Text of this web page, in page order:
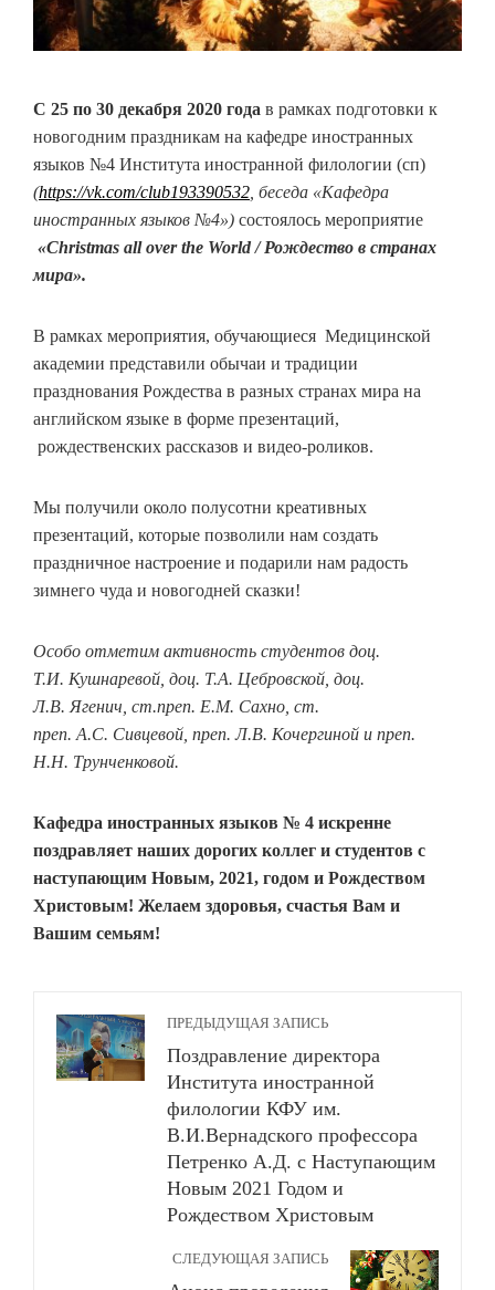
С 25 по 30 декабря 2020 года в рамках подготовки к
новогодним праздникам на кафедре иностранных
языков №4 Института иностранной филологии (сп)
(https://vk.com/club193390532 , беседа «Кафедра
иностранных языков №4») состоялось мероприятие
«Christmas all over the World / Рождество в странах
мира».
В рамках мероприятия, обучающиеся Медицинской
академии представили обычаи и традиции
празднования Рождества в разных странах мира на
английском языке в форме презентаций,
рождественских рассказов и видео-роликов.
Мы получили около полусотни креативных
презентаций, которые позволили нам создать
праздничное настроение и подарили нам радость
зимнего чуда и новогодней сказки!
Особо отметим активность студентов доц.
Т.И. Кушнаревой, доц. Т.А. Цебровской, доц.
Л.В. Ягенич, ст.преп. Е.М. Сахно, ст.
преп. А.С. Сивцевой, преп. Л.В. Кочергиной и преп.
Н.Н. Трунченковой.
Кафедра иностранных языков № 4 искренне
поздравляет наших дорогих коллег и студентов с
наступающим Новым, 2021, годом и Рождеством
Христовым! Желаем здоровья, счастья Вам и
Вашим семьям!
ПРЕДЫДУЩАЯ ЗАПИСЬ
Поздравление директора
Института иностранной
филологии КФУ им.
В.И.Вернадского профессора
Петренко А.Д. с Наступающим
Новым 2021 Годом и
Рождеством Христовым
СЛЕДУЮЩАЯ ЗАПИСЬ